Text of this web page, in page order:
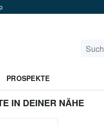
PROSPEKTE
IN DEINER NÄHE